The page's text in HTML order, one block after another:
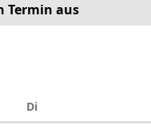
Termin aus
DiDienstag